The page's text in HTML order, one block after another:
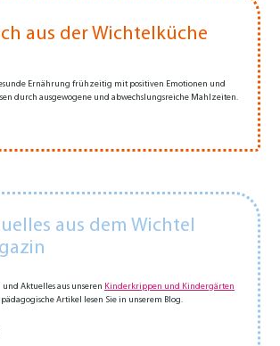
aus der Wichtelküche
Ernährung frühzeitig mit positiven Emotionen und
durch ausgewogene und abwechs­­lungs­­reiche Mahlzeiten.
aus dem Wichtel
und Aktuelles aus unseren Kinderkrippen und Kindergärten
pädagogische Artikel lesen Sie in unserem Blog.